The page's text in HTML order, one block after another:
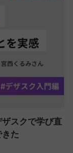
スクで学び直
た